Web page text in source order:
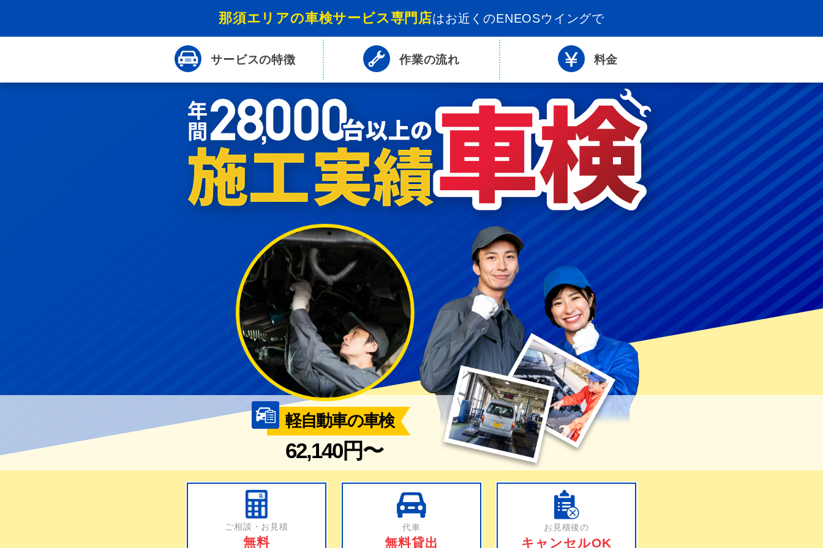
那須エリアの車検サービス専門店は お近くのENEOSウイングで
サービスの特徴 作業の流れ 料金
軽自動車の車検
62,140円〜
ご相談・お見積
無料
代車
無料貸出
お見積後の
キャンセルOK